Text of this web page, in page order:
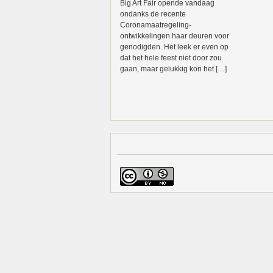
Big Art Fair opende vandaag
ondanks de recente
Coronamaatregeling-
ontwikkelingen haar deuren voor
genodigden. Het leek er even op
dat het hele feest niet door zou
gaan, maar gelukkig kon het […]